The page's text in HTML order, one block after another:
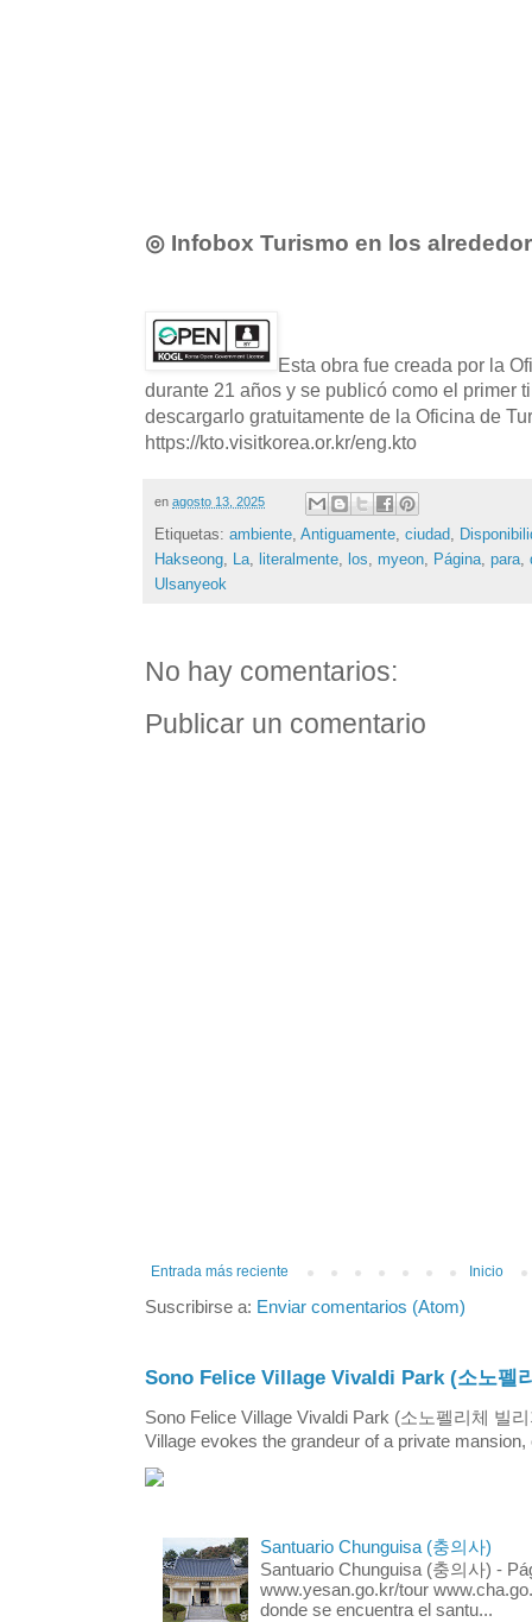
◎ Infobox Turismo en los
Esta obra fue creada por la
durante 21 años y se publicó como el primer
descargarlo gratuitamente de la Oficina de
https://kto.visitkorea.or.kr/eng.kto
en agosto 13, 2025
Etiquetas: ambiente Antiguamente ciudad
Hakseong La literalmente los myeon Página para
Ulsanyeok
No hay comentarios:
Publicar un comentario
Entrada más reciente Inicio
Suscribirse a: Enviar comentarios (Atom)
Sono Felice Village Vivaldi Park (소노펠
Sono Felice Village Vivaldi Park (소노펠리체 빌
Village evokes the grandeur of a private
Santuario Chunguisa (충의사)
Santuario Chunguisa (충의사) -
www.yesan.go.kr/tour
donde se encuentra el santu...